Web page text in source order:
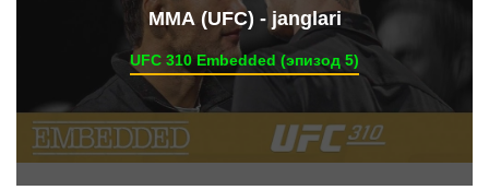
ММА (UFC) - janglari
UFC 310 Embedded (эпизод 5)